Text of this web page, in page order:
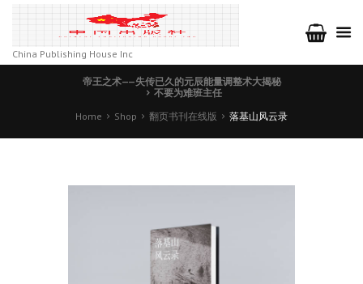
China Publishing House Inc
帝王之术——失传已久的元辰能量调整术大揭秘
不要为难班主任
Home
Shop 翻页书刊在线版 落基山风云录